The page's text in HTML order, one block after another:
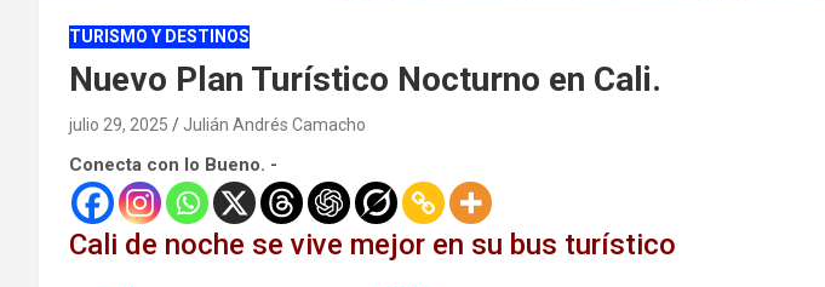
TURISMO Y DESTINOS
Nuevo Plan Turístico Nocturno en Cali.
julio 29, 2025 Julián Andrés Camacho
Conecta con lo Bueno. -
Cali de noche se vive mejor en su bus turístico